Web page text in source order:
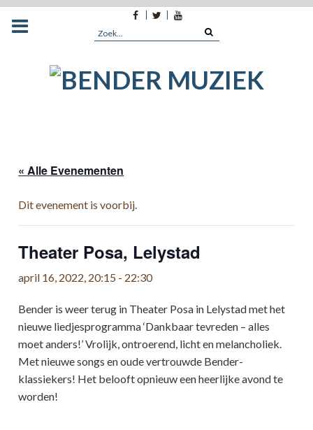
Facebook
TwitterYoutube
Search
« Alle Evenementen
Dit evenement is voorbij.
Theater Posa, Lelystad
april 16, 2022, 20:15 - 22:30
Bender is weer terug in Theater Posa in Lelystad met het
nieuwe liedjesprogramma ‘Dankbaar tevreden – alles
moet anders!’ Vrolijk, ontroerend, licht en melancholiek.
Met nieuwe songs en oude vertrouwde Bender-
klassiekers! Het belooft opnieuw een heerlijke avond te
worden!